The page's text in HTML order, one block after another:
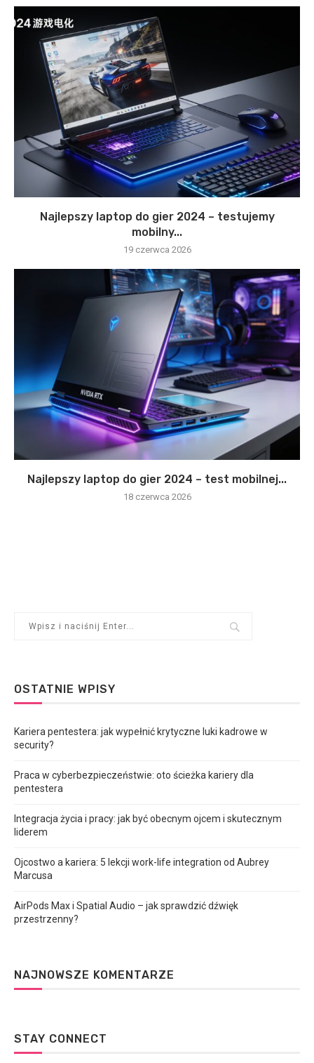
Najlepszy laptop do gier 2024 – testujemy
mobilny...
19 czerwca 2026
Najlepszy laptop do gier 2024 – test mobilnej...
18 czerwca 2026
OSTATNIE WPISY
Kariera pentestera: jak wypełnić krytyczne luki kadrowe w
security?
Praca w cyberbezpieczeństwie: oto ścieżka kariery dla
pentestera
Integracja życia i pracy: jak być obecnym ojcem i skutecznym
liderem
Ojcostwo a kariera: 5 lekcji work-life integration od Aubrey
Marcusa
AirPods Max i Spatial Audio – jak sprawdzić dźwięk
przestrzenny?
NAJNOWSZE KOMENTARZE
STAY CONNECT